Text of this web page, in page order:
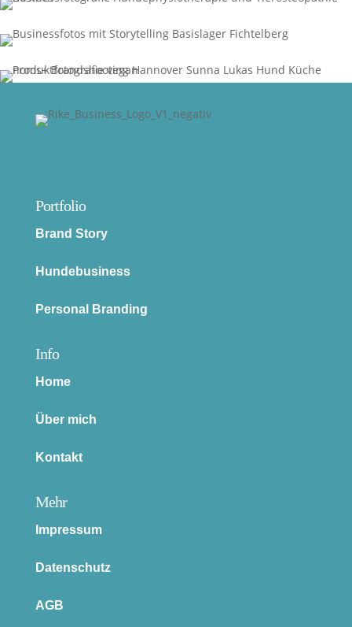
Portfolio
Brand Story
Hundebusiness
Personal Branding
Info
Home
Über mich
Kontakt
Mehr
Impressum
Datenschutz
AGB